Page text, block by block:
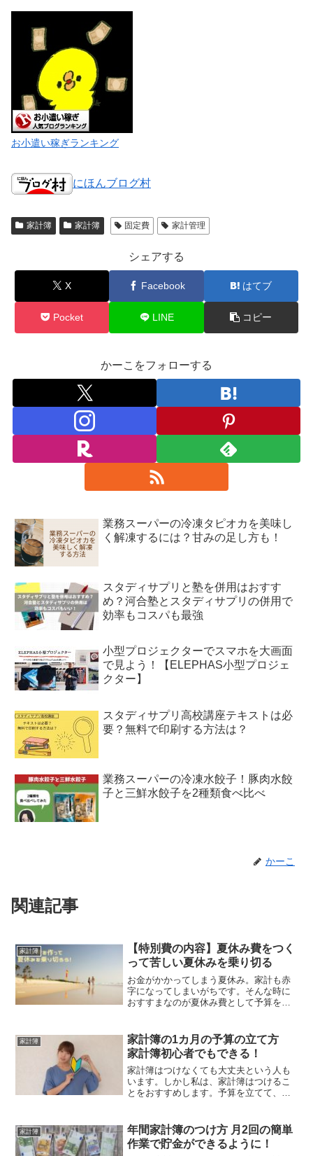
お小遣い稼ぎランキング
にほんブログ村
家計簿 家計簿 固定費 家計管理
シェアする
X Facebook はてブ
Pocket LINE コピー
かーこをフォローする
業務スーパーの冷凍タピオカを美味し
く解凍するには？甘みの足し方も！
スタディサプリと塾を併用はおすす
め？河合塾とスタディサプリの併用で
効率もコスパも最強
小型プロジェクターでスマホを大画面
で見よう！【ELEPHAS小型プロジェ
クター】
スタディサプリ高校講座テキストは必
要？無料で印刷する方法は？
業務スーパーの冷凍水餃子！豚肉水餃
子と三鮮水餃子を2種類食べ比べ
かーこ
関連記事
家計簿
【特別費の内容】夏休み費をつく
って苦しい夏休みを乗り切る
お金がかかってしまう夏休み。家計も赤
字になってしまいがちです。そんな時に
おすすまなのが夏休み費として予算を立
家計簿
家計簿の1カ月の予算の立て方
家計簿初心者でもできる！
家計簿はつけなくても大丈夫という人も
います。しかし私は、家計簿はつけるこ
とをおすすめします。予算を立てて、き
ません。しかし、家計は変化するもので
す。今年は大丈夫でも、来...
家計簿
年間家計簿のつけ方 月2回の簡単
作業で貯金ができるように！